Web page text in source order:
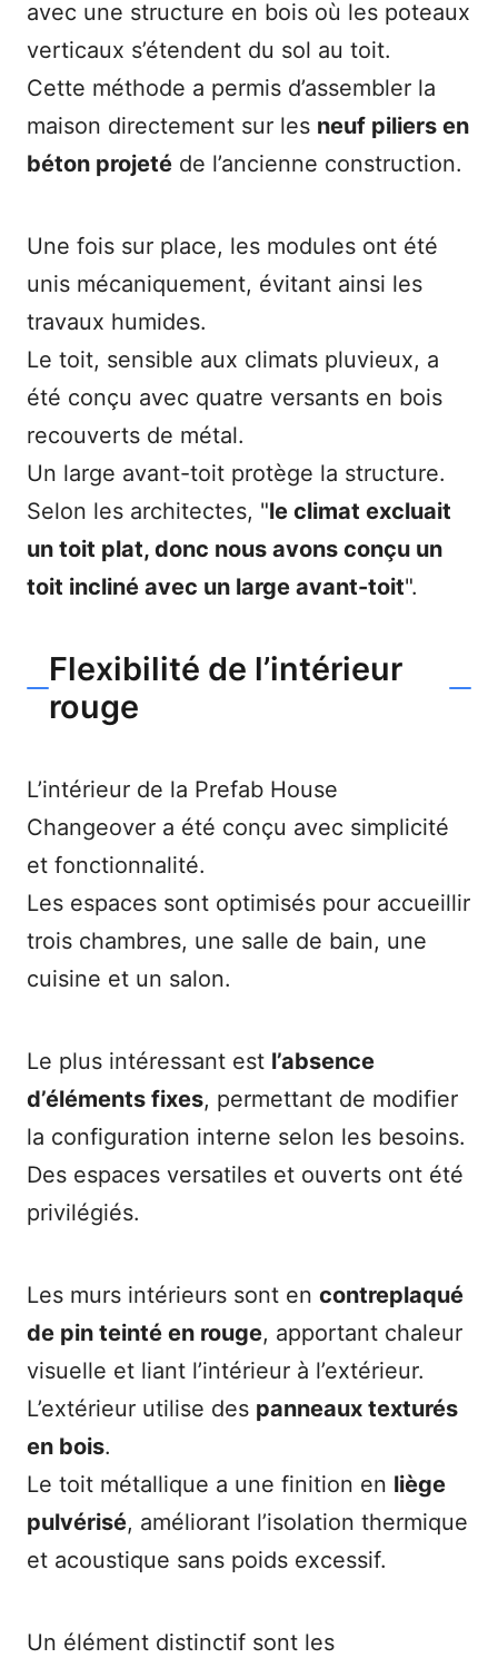
avec une structure en bois où les poteaux
verticaux s’étendent du sol au toit.
Cette méthode a permis d’assembler la
maison directement sur les neuf piliers en
béton projeté de l’ancienne construction.
Une fois sur place, les modules ont été
unis mécaniquement, évitant ainsi les
travaux humides.
Le toit, sensible aux climats pluvieux, a
été conçu avec quatre versants en bois
recouverts de métal.
Un large avant-toit protège la structure.
Selon les architectes, "le climat excluait
un toit plat, donc nous avons conçu un
toit incliné avec un large avant-toit".
Flexibilité de l’intérieur
rouge
L’intérieur de la Prefab House
Changeover a été conçu avec simplicité
et fonctionnalité.
Les espaces sont optimisés pour accueillir
trois chambres, une salle de bain, une
cuisine et un salon.
Le plus intéressant est l’absence
d’éléments fixes, permettant de modifier
la configuration interne selon les besoins.
Des espaces versatiles et ouverts ont été
privilégiés.
Les murs intérieurs sont en contreplaqué
de pin teinté en rouge, apportant chaleur
visuelle et liant l’intérieur à l’extérieur.
L’extérieur utilise des panneaux texturés
en bois.
Le toit métallique a une finition en liège
pulvérisé, améliorant l’isolation thermique
et acoustique sans poids excessif.
Un élément distinctif sont les